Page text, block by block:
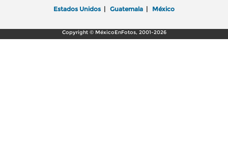
Estados Unidos | Guatemala | México
Copyright © MéxicoEnFotos, 2001-2026